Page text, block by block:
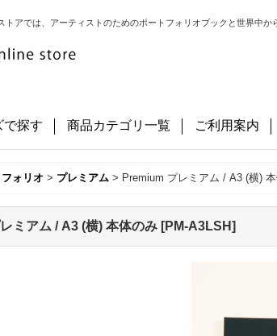
トアでは、アーティストのためのポートフォリオブックと世界中
で探す 商品カテゴリ一覧 ご利用案内
ォリオ > プレミアム > Premium プレミアム / A3 (横)
ミアム / A3 (横) 本体のみ [PM-A3LSH]